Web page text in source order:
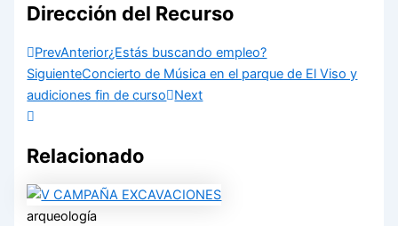
Dirección del Recurso
PrevAnterior¿Estás buscando empleo?
SiguienteConcierto de Música en el parque de El Viso y
audiciones fin de curso
Next
Relacionado
arqueología